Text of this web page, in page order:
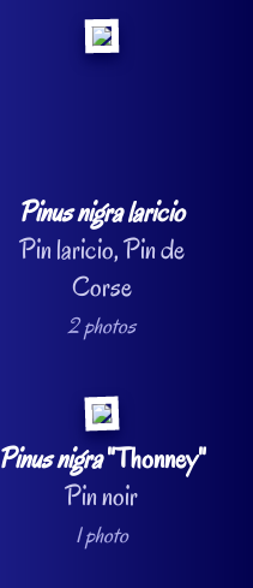
Pinus nigra laricio
Pin laricio, Pin de
Corse
2 photos
Pinus nigra"Thonney"
Pin noir
1 photo